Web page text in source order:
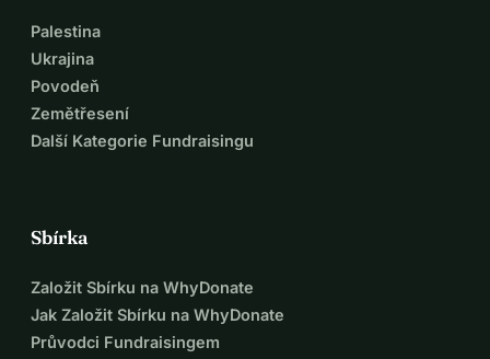
Palestina
Ukrajina
Povodeň
Zemětřesení
Další Kategorie Fundraisingu
Sbírka
Založit Sbírku na WhyDonate
Jak Založit Sbírku na WhyDonate
Průvodci Fundraisingem